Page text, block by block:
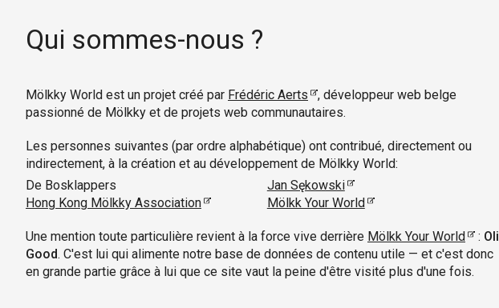
Qui sommes-nous ?
Mölkky World est un projet créé par Frédéric Aerts
, développeur web belge
passionné de Mölkky et de projets web communautaires.
Les personnes suivantes (par ordre alphabétique) ont contribué, directement ou
indirectement, à la création et au développement de Mölkky World:
De Bosklappers
Hong Kong Mölkky Association
Jan Sękowski
Mölkk Your World
Une mention toute particulière revient à la force vive derrière Mölkk Your World : Oli
Good. C'est lui qui alimente notre base de données de contenu utile — et c'est donc
en grande partie grâce à lui que ce site vaut la peine d'être visité plus d'une fois.